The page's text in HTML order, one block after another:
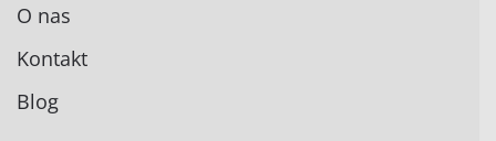
O nas
Kontakt
Blog